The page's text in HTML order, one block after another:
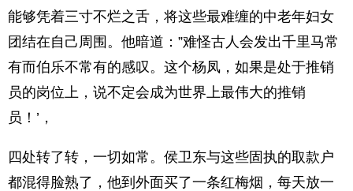
能够凭着三寸不烂之舌，将这些最难缠的中老年妇女
团结在自己周围。他暗道：”难怪古人会发出千里马常
有而伯乐不常有的感叹。这个杨凤，如果是处于推销
员的岗位上，说不定会成为世界上最伟大的推销
员！’，
四处转了转，一切如常。侯卫东与这些固执的取款户
都混得脸熟了，他到外面买了一条红梅烟，每天放一